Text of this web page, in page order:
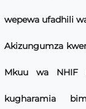
wepewa ufadhili
Akizungumza
Mkuu wa NHIF
kugharamia